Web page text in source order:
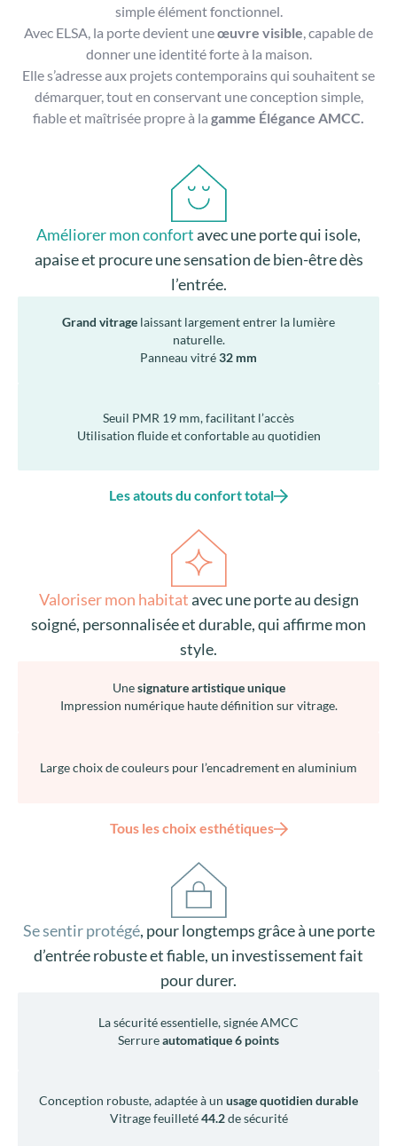
simple élément fonctionnel.
Avec ELSA, la porte devient uneœuvre visible, capable de
donner une identité forte à la maison.
Elle s’adresse aux projets contemporains qui souhaitent se
démarquer, tout en conservant une conception simple,
fiable et maîtrisée propre à la gamme Élégance AMCC.
Améliorer mon confortavec une porte qui isole,
apaise et procure une sensation de bien-être dès
l’entrée.
Grand vitrage laissant largement entrer la lumière
naturelle.
Panneau vitré32 mm
Seuil PMR 19 mm, facilitant l’accès
Utilisation fluide et confortable au quotidien
Les atouts du confort total
Valoriser mon habitatavec une porte au design
soigné, personnalisée et durable, qui affirme mon
style.
Unesignature artistique unique
Impression numérique haute définition sur vitrage.
Large choix de couleurs pour l’encadrement en aluminium
Tous les choix esthétiques
Se sentir protégé, pour longtemps grâce à une porte
d’entrée robuste et fiable, un investissement fait
pour durer.
La sécurité essentielle, signée AMCC
Serrureautomatique 6 points
Conception robuste, adaptée à un usage quotidien durable
Vitrage feuilleté44.2de sécurité